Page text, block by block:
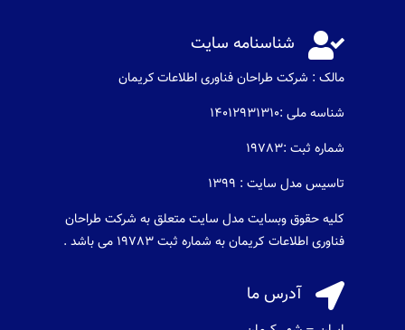
 شناسنامه سایت
مالک : شرکت طراحان فناوری اطلاعات كريمان
شناسه ملی :14012931310
شماره ثبت :19783
تاسیس مدل سایت : 1399
کلیه حقوق وبسایت مدل سایت متعلق به شرکت طراحان
فناوری اطلاعات کریمان به شماره ثبت 19783 می باشد .
 آدرس ما